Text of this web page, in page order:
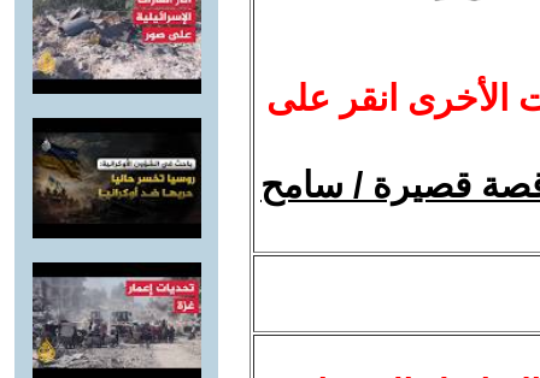
الأخرى انقر على
قصيرة / سامح